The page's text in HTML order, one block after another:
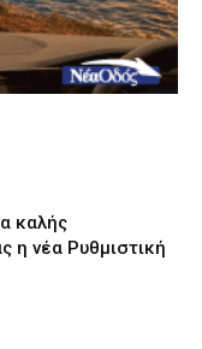
καλής
η νέα Ρυθμιστική